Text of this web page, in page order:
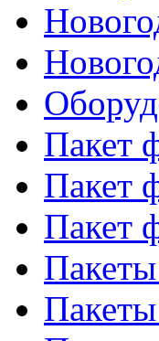
Пакет
Пакет
Пакет